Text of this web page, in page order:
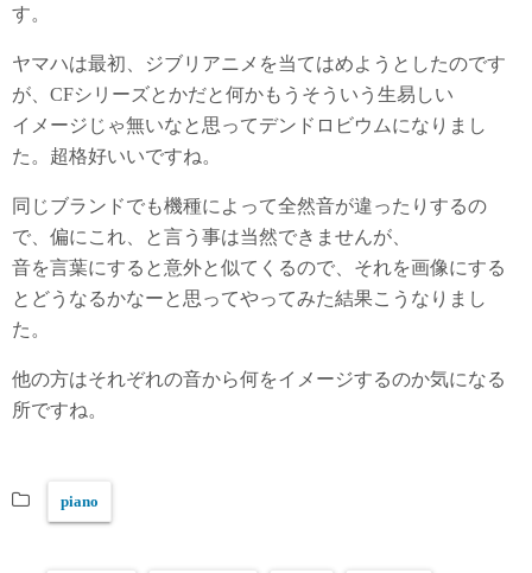
す。
ヤマハは最初、ジブリアニメを当てはめようとしたのです
が、CFシリーズとかだと何かもうそういう生易しい
イメージじゃ無いなと思ってデンドロビウムになりまし
た。超格好いいですね。
同じブランドでも機種によって全然音が違ったりするの
で、偏にこれ、と言う事は当然できませんが、
音を言葉にすると意外と似てくるので、それを画像にする
とどうなるかなーと思ってやってみた結果こうなりまし
た。
他の方はそれぞれの音から何をイメージするのか気になる
所ですね。
piano